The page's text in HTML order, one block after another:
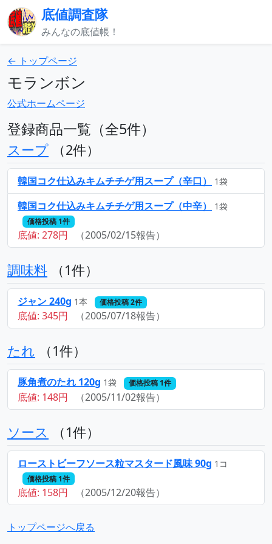
底値調査隊
みんなの底値帳！
← トップページ
モランボン
公式ホームページ
登録商品一覧（全5件）
スープ （2件）
韓国コク仕込みキムチチゲ用スープ（辛口） 1袋
韓国コク仕込みキムチチゲ用スープ（中辛） 1袋
価格投稿 1件
底値: 278円 （2005/02/15報告）
調味料 （1件）
ジャン 240g 1本 価格投稿 2件
底値: 345円 （2005/07/18報告）
たれ （1件）
豚角煮のたれ 120g 1袋 価格投稿 1件
底値: 148円 （2005/11/02報告）
ソース （1件）
ローストビーフソース粒マスタード風味 90g 1コ
価格投稿 1件
底値: 158円 （2005/12/20報告）
トップページへ戻る